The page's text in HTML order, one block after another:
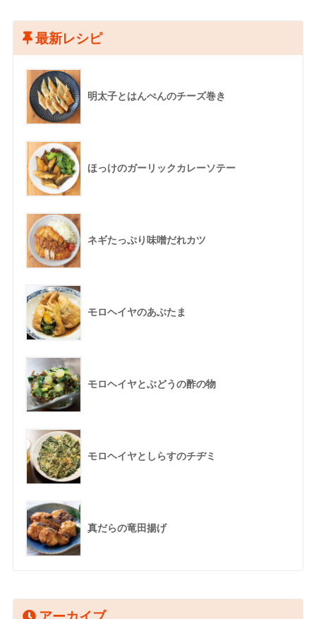
最新レシピ
明太子とはんぺんのチーズ巻き
ほっけのガーリックカレーソテー
ネギたっぷり味噌だれカツ
モロヘイヤのあぶたま
モロヘイヤとぶどうの酢の物
モロヘイヤとしらすのチヂミ
真だらの竜田揚げ